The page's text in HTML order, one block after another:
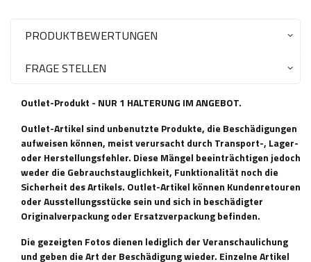
PRODUKTBEWERTUNGEN
FRAGE STELLEN
Outlet-Produkt - NUR 1 HALTERUNG IM ANGEBOT.
Outlet-Artikel sind unbenutzte Produkte, die Beschädigungen
aufweisen können, meist verursacht durch Transport-, Lager-
oder Herstellungsfehler. Diese Mängel beeinträchtigen jedoch
weder die Gebrauchstauglichkeit, Funktionalität noch die
Sicherheit des Artikels. Outlet-Artikel können Kundenretouren
oder Ausstellungsstücke sein und sich in beschädigter
Originalverpackung oder Ersatzverpackung befinden.
Die gezeigten Fotos dienen lediglich der Veranschaulichung
und geben die Art der Beschädigung wieder. Einzelne Artikel